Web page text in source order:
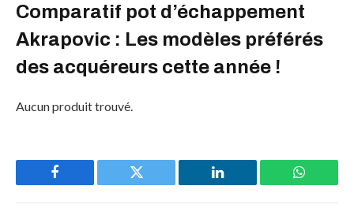
Comparatif pot d’échappement
Akrapovic : Les modèles préférés
des acquéreurs cette année !
Aucun produit trouvé.
Facebook Twitter LinkedIn